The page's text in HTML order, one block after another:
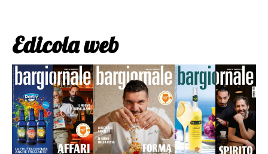
Edicola web